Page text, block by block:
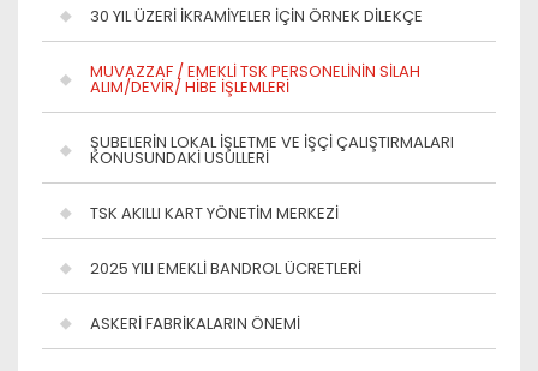
30 YIL ÜZERİ İKRAMİYELER İÇİN ÖRNEK DİLEKÇE
MUVAZZAF / EMEKLİ TSK PERSONELİNİN SİLAH
ALIM/DEVİR/ HİBE İŞLEMLERİ
ŞUBELERİN LOKAL İŞLETME VE İŞÇİ ÇALIŞTIRMALARI
KONUSUNDAKİ USULLERİ
TSK AKILLI KART YÖNETİM MERKEZİ
2025 YILI EMEKLİ BANDROL ÜCRETLERİ
ASKERİ FABRİKALARIN ÖNEMİ